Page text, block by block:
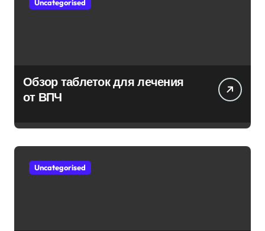
Uncategorised
Обзор таблеток для лечения
от ВПЧ
Uncategorised